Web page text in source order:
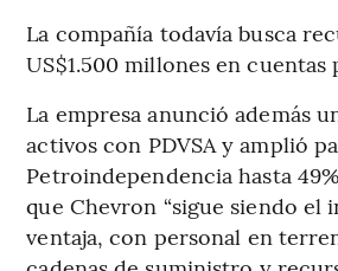
La compañía todavía busca
US$1.500 millones en cuentas
La empresa anunció además
activos con PDVSA y amplió
Petroindependencia hasta
que Chevron “sigue siendo el
ventaja, con personal en